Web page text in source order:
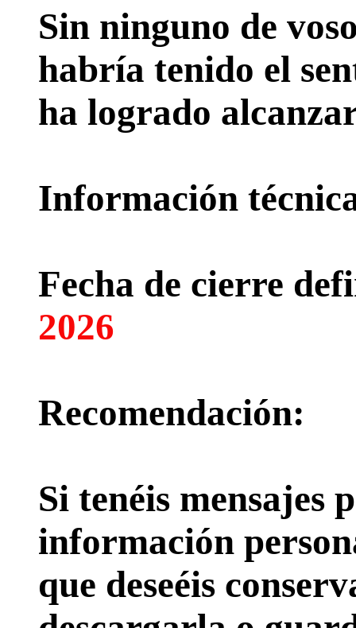
Sin ninguno de
habría tenido el
ha logrado
Información
Fecha de cierre
2026
Recomendación:
Si tenéis mensajes
información
que deseéis